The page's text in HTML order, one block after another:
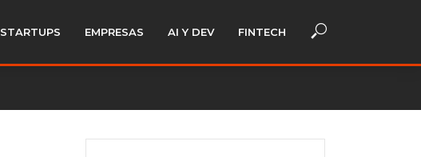
STARTUPS EMPRESAS AI Y DEV FINTECH